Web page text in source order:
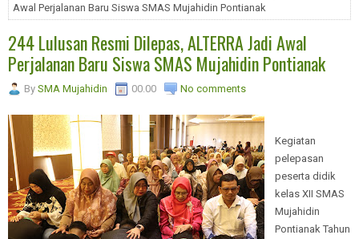
Awal Perjalanan Baru Siswa SMAS Mujahidin Pontianak
244 Lulusan Resmi Dilepas, ALTERRA Jadi Awal
Perjalanan Baru Siswa SMAS Mujahidin Pontianak
By SMA Mujahidin 00.00 No comments
Kegiatan
pelepasan
peserta didik
kelas XII SMAS
Mujahidin
Pontianak Tahun